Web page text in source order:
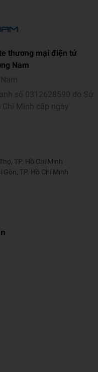
thương mại điện tử
Nam
số 0312628590 do Sở
Minh cấp ngày
TP. Hồ Chí Minh
TP. Hồ Chí Minh